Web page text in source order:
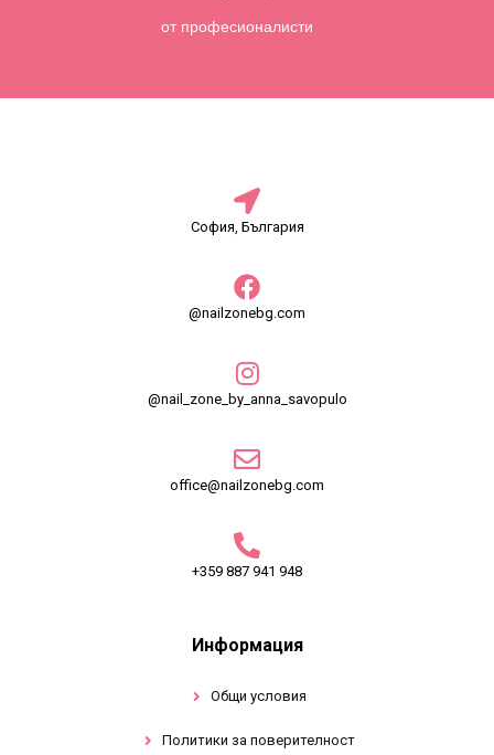
от професионалисти
София, България
@nailzonebg.com
@nail_zone_by_anna_savopulo
office@nailzonebg.com
+359 887 941 948
Информация
Общи условия
Политики за поверителност